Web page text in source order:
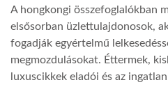
LATIMO.HU
GLOBOBOOK
A hongkongi összefoglalókban
elsősorban üzlettulajdonosok,
fogadják egyértelmű
megmozdulásokat. Éttermek,
luxuscikkek eladói és az